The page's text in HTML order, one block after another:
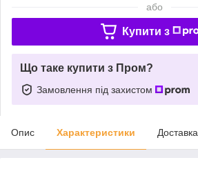
або
Купити з
Що таке купити з Пром?
Замовлення під захистом
Опис Характеристики Доставка